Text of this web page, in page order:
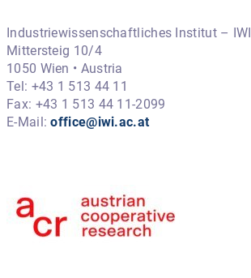
Industriewissenschaftliches Institut – IWI
Mittersteig 10/4
1050 Wien • Austria
Tel: +43 1 513 44 11
Fax: +43 1 513 44 11-2099
E-Mail:office@iwi.ac.at